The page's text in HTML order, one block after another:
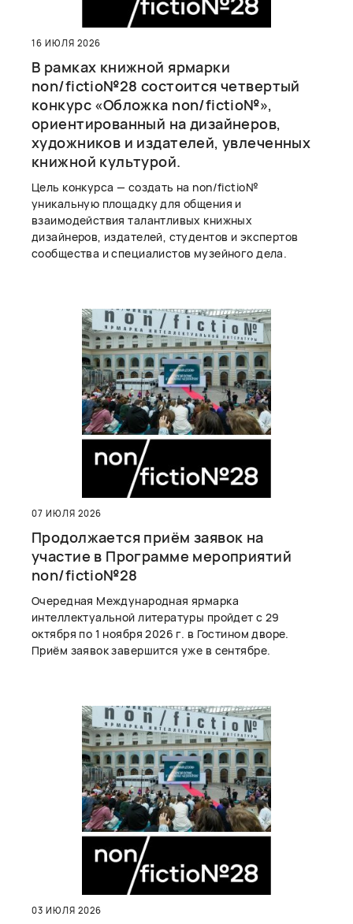
16 ИЮЛЯ 2026
В рамках книжной ярмарки
non/fictio№28 состоится четвертый
конкурс «Обложка non/fictio№»,
ориентированный на дизайнеров,
художников и издателей, увлеченных
книжной культурой.
Цель конкурса — создать на non/fictio№
уникальную площадку для общения и
взаимодействия талантливых книжных
дизайнеров, издателей, студентов и экспертов
сообщества и специалистов музейного дела.
07 ИЮЛЯ 2026
Продолжается приём заявок на
участие в Программе мероприятий
non/fictio№28
Очередная Международная ярмарка
интеллектуальной литературы пройдет с 29
октября по 1 ноября 2026 г. в Гостином дворе.
Приём заявок завершится уже в сентябре.
03 ИЮЛЯ 2026